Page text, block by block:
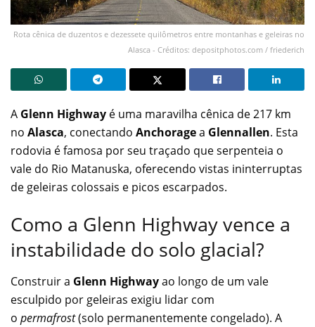
Rota cênica de duzentos e dezessete quilômetros entre montanhas e geleiras no
Alasca - Créditos: depositphotos.com / friederich
A Glenn Highway é uma maravilha cênica de 217 km
no Alasca, conectando Anchoragea Glennallen. Esta
rodovia é famosa por seu traçado que serpenteia o
vale do Rio Matanuska, oferecendo vistas ininterruptas
de geleiras colossais e picos escarpados.
Como a Glenn Highway vence a
instabilidade do solo glacial?
Construir a Glenn Highwayao longo de um vale
esculpido por geleiras exigiu lidar com
o permafrost(solo permanentemente congelado). A